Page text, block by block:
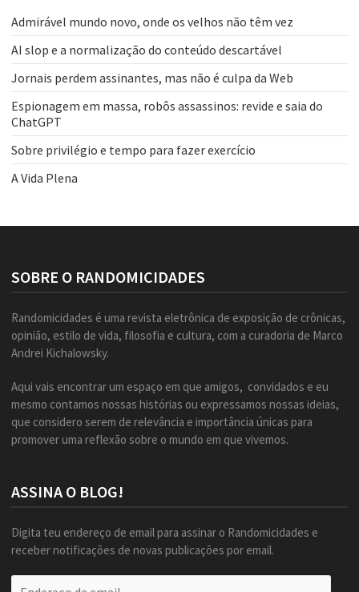
Admirável mundo novo, onde os velhos não têm vez
AI slop e a normalização do conteúdo descartável
Jornais perdem assinantes, mas não é culpa da Web
Espionagem em massa, robôs assassinos: revide e saia do
ChatGPT
Sobre privilégio e tempo para fazer exercício
A Vida Plena
SOBRE O RANDOMICIDADES
Randomicidades é uma revista eletrônica de exposição de crônicas,
opinião, estilo de vida, filosofia e cultura, com a curadoria de Marco
Andrei Kichalowsky.
Aqui vais encontrar um espaço em que amigos, convidados e eu
mesmo contamos nossas histórias ou expressamos nossas ideias,
que considero serem de relevância e importância únicas para
promover uma reflexão sobre o mundo em que vivemos.
ASSINA O BLOG!
Digita teu endereço de email para assinar o Randomicidades e
receber notificações de novas publicações por email.